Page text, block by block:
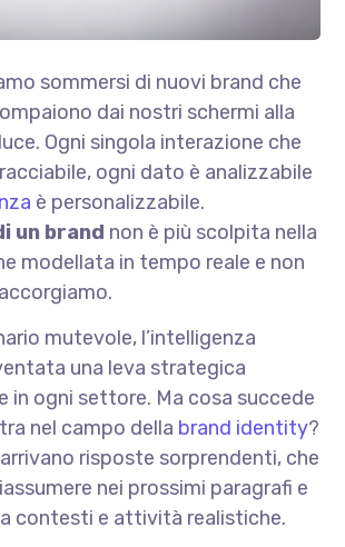
sommersi di nuovi brand che
dai nostri schermi alla
Ogni singola interazione che
ogni dato è analizzabile
è personalizzabile.
un brand non è più scolpita nella
modellata in tempo reale e non
mutevole, l’intelligenza
una leva strategica
in ogni settore. Ma cosa succede
nel campo della brand identity?
risposte sorprendenti, che
nei prossimi paragrafi e
contesti e attività realistiche.